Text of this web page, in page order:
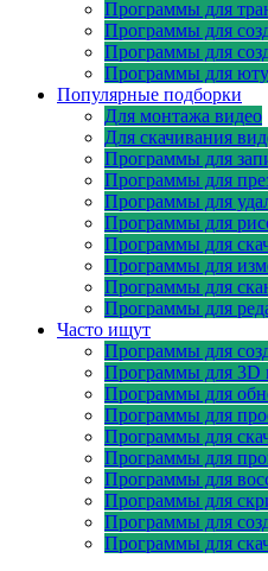
Программы для
Программы для
Программы для
Программы для
Популярные подборки
Для монтажа видео
Для скачивания
Программы для
Программы для
Программы для
Программы для
Программы для
Программы для
Программы для
Программы для
Часто ищут
Программы для
Программы для 3D
Программы для
Программы для
Программы для
Программы для
Программы для
Программы для
Программы для
Программы для